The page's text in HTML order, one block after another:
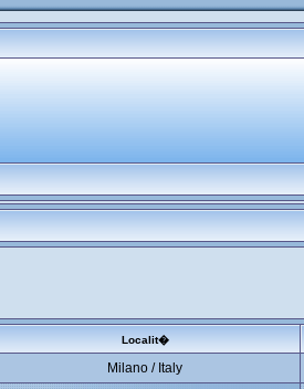
Localit�
Milano / Italy